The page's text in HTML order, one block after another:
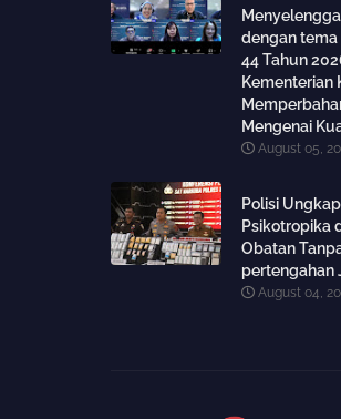
dengan tema
44 Tahun
Kementerian
Mengenai
August 05,
Polisi
Psikotropika
Obatan
pertengahan
August 04,